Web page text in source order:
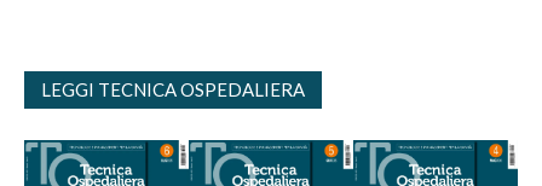
LEGGI TECNICA OSPEDALIERA